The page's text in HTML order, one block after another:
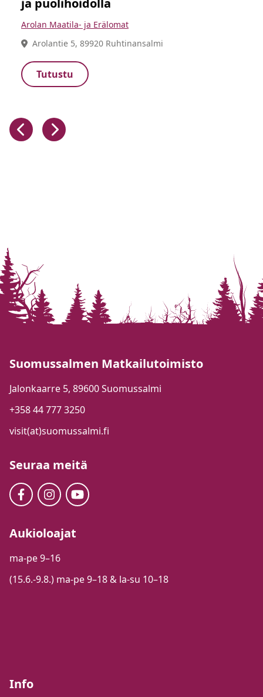
ja puolihoidolla
Arolan Maatila- ja Erälomat
Arolantie 5, 89920 Ruhtinansalmi
Tutustu
Suomussalmen Matkailutoimisto
Jalonkaarre 5, 89600 Suomussalmi
+358 44 777 3250
visit(at)suomussalmi.fi
Seuraa meitä
Aukioloajat
ma-pe 9–16
(15.6.-9.8.) ma-pe 9–18 & la-su 10–18
Info